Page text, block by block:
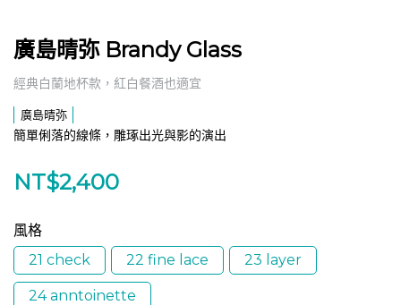
廣島晴弥 Brandy Glass
經典白蘭地杯款，紅白餐酒也適宜
廣島晴弥
簡單俐落的線條，雕琢出光與影的演出
NT$2,400
風格
21 check
22 fine lace 23 layer
24 anntoinette